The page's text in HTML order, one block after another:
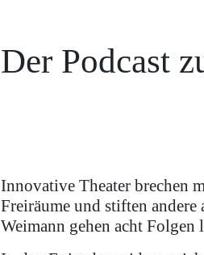
Der Podcast
Innovative Theater brechen
Freiräume und stiften andere
Weimann gehen acht